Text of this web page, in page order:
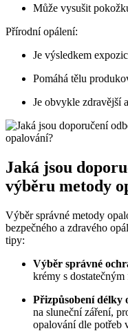
Může vysušit
Přírodní opálení:
Je výsledkem
Pomáhá tělu
Je obvykle zdravější
Jaká jsou
výběru metody
Výběr správné metody
bezpečného a zdravého
tipy:
Výběr správné
krémy s
Přizpůsobení délky
na sluneční záření,
opalování dle potřeb